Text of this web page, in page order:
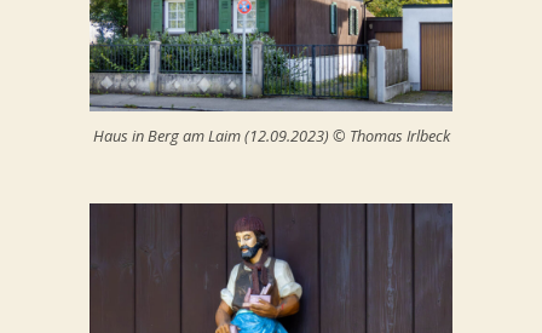
Haus in Berg am Laim (12.09.2023) © Thomas Irlbeck